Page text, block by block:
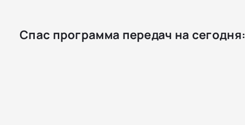
Спас программа передач на сегодня: